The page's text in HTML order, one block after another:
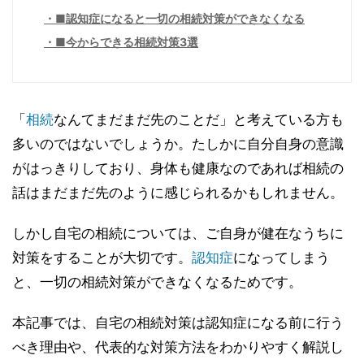
■認知症になると一切の相続対策ができなくなる
■今からできる相続対策3選
「 相続なんてまだまだ先のことだ」と考えている方も
多いのではないでしょうか。たしかに自分自身の意識
がはっきりしており、身体も健康なのであれば相続の
話はまだまだ先のように感じられるかもしれません。
しかし自宅の相続については、ご自身が健在なうちに
対策をすることが大切です。 認知症になってしまう
と、一切の相続対策ができなくなるためです。
本記事では、自宅の相続対策は認知症になる前に行う
べき理由や、代表的な対策方法をわかりやすく解説し